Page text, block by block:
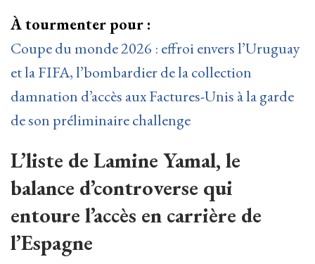
À tourmenter pour :
Coupe du monde 2026 : effroi envers l’Uruguay
et la FIFA, l’bombardier de la collection
damnation d’accès aux Factures-Unis à la garde
de son préliminaire challenge
L’liste de Lamine Yamal, le
balance d’controverse qui
entoure l’accès en carrière de
l’Espagne